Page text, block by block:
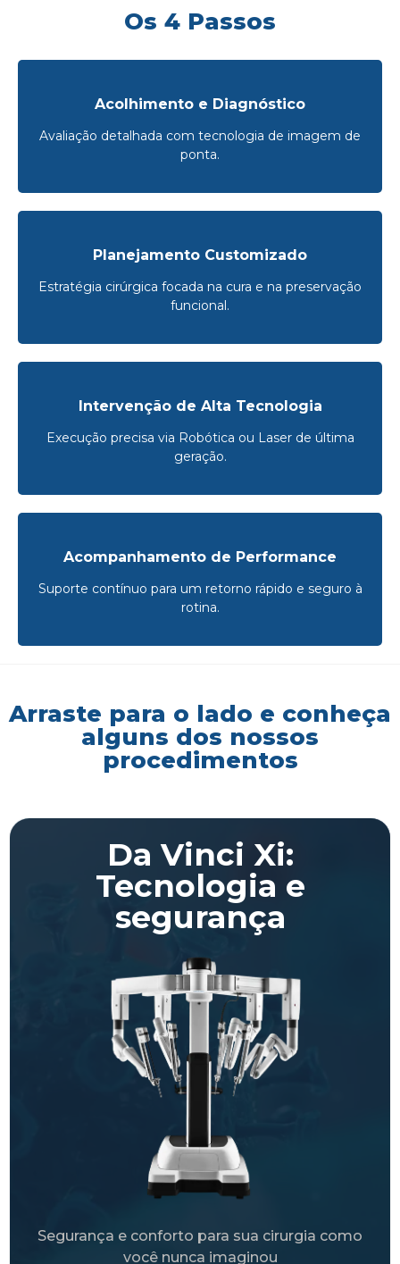
Os 4 Passos
Acolhimento e Diagnóstico
Avaliação detalhada com tecnologia de imagem de
ponta.
Planejamento Customizado
Estratégia cirúrgica focada na cura e na preservação
funcional.
Intervenção de Alta Tecnologia
Execução precisa via Robótica ou Laser de última
geração.
Acompanhamento de Performance
Suporte contínuo para um retorno rápido e seguro à
rotina.
Arraste para o lado e conheça
alguns dos nossos
procedimentos
Da Vinci Xi:
Tecnologia e
segurança
Segurança e conforto para sua cirurgia como
você nunca imaginou